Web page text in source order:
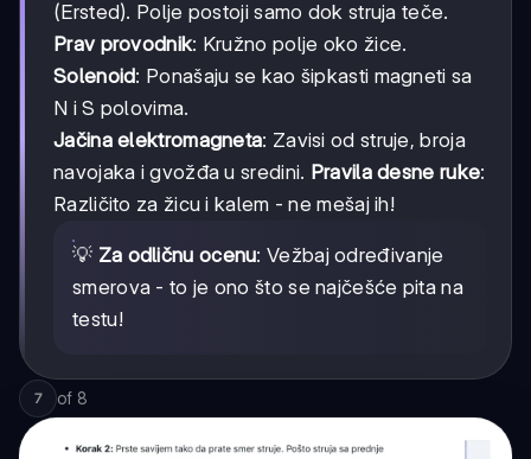
(Ersted). Polje postoji samo dok struja teče.
Prav provodnik: Kružno polje oko žice.
Solenoid: Ponašaju se kao šipkasti magneti sa
N i S polovima.
Jačina elektromagneta: Zavisi od struje, broja
navojaka i gvožđa u sredini. Pravila desne ruke:
Različito za žicu i kalem - ne mešaj ih!
💡 Za odličnu ocenu: Vežbaj određivanje
smerova - to je ono što se najčešće pita na
testu!
7 of 8